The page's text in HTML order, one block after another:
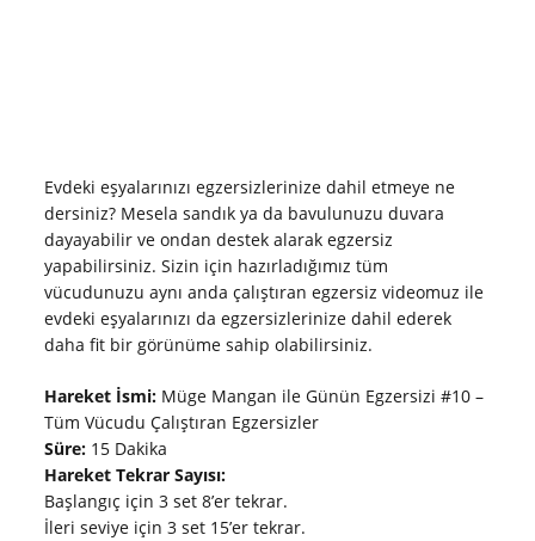
Evdeki eşyalarınızı egzersizlerinize dahil etmeye ne
dersiniz? Mesela sandık ya da bavulunuzu duvara
dayayabilir ve ondan destek alarak egzersiz
yapabilirsiniz. Sizin için hazırladığımız tüm
vücudunuzu aynı anda çalıştıran egzersiz videomuz ile
evdeki eşyalarınızı da egzersizlerinize dahil ederek
daha fit bir görünüme sahip olabilirsiniz.
Hareket İsmi: Müge Mangan ile Günün Egzersizi #10 –
Tüm Vücudu Çalıştıran Egzersizler
Süre: 15 Dakika
Hareket Tekrar Sayısı:
Başlangıç için 3 set 8’er tekrar.
İleri seviye için 3 set 15’er tekrar.